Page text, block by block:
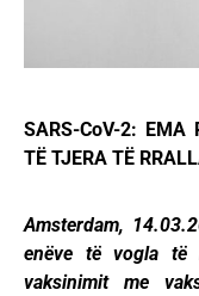
SARS-CoV-2: EMA
TË TJERA TË
Amsterdam,
enëve të vogla të
vaksinimit me